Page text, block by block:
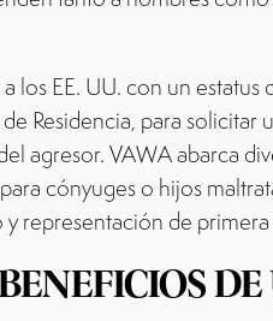
los EE. UU. con un
Residencia, para
agresor. VAWA abarca
cónyuges o hijos
representación de